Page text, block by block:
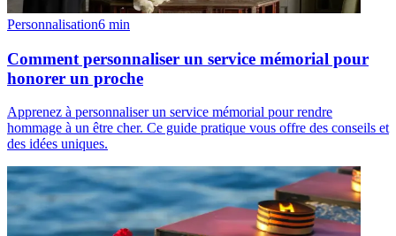
Personnalisation6 min
Comment personnaliser un service mémorial pour
honorer un proche
Apprenez à personnaliser un service mémorial pour rendre
hommage à un être cher. Ce guide pratique vous offre des conseils et
des idées uniques.